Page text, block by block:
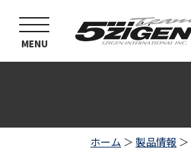
toggle
navigation
MENU
ホーム ＞製品情報 ＞